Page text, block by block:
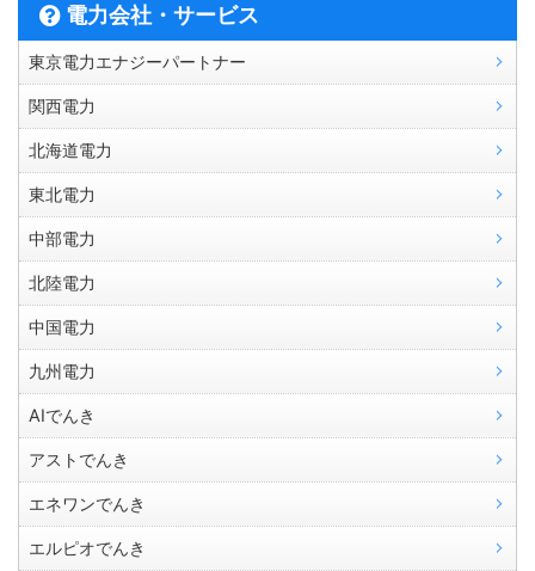
電力会社・サービス
東京電力エナジーパートナー
関西電力
北海道電力
東北電力
中部電力
北陸電力
中国電力
九州電力
AIでんき
アストでんき
エネワンでんき
エルピオでんき